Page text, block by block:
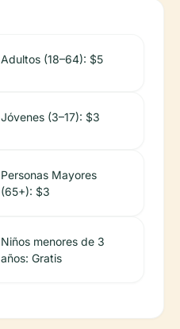
Adultos (18–64): $5
Jóvenes (3–17): $3
Personas Mayores
(65+): $3
Niños menores de 3
años: Gratis